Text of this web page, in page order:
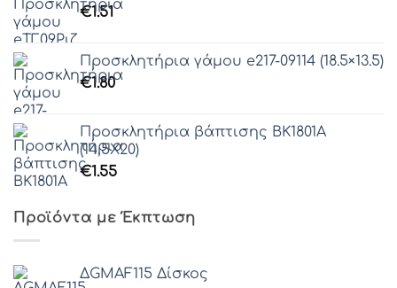
€1.51
Προσκλητήρια γάμου e217-09114 (18.5×13.5)
€1.80
Προσκλητήρια βάπτισης ΒΚ1801Α
(14,5Χ20)
€1.55
Προϊόντα με Έκπτωση
ΔGMAF115 Δίσκος